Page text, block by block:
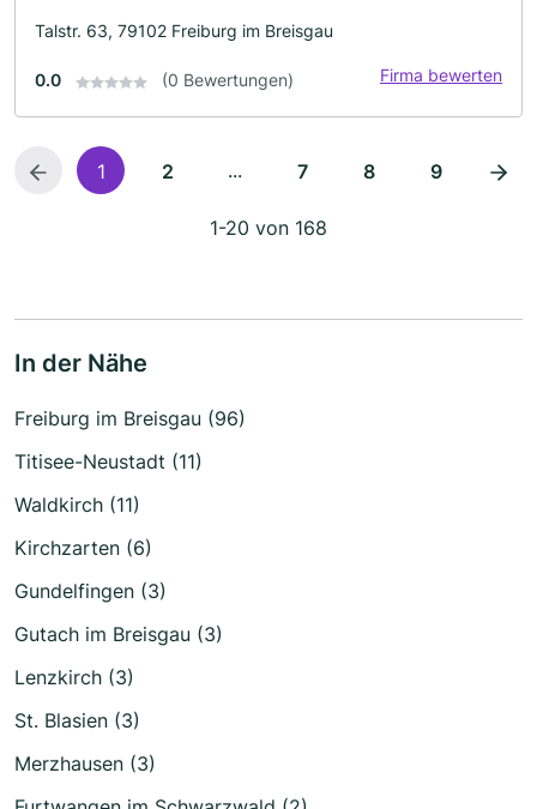
Talstr. 63, 79102 Freiburg im Breisgau
0.0 (0 Bewertungen) Firma bewerten
1 2 ... 7 8 9
1-20 von 168
In der Nähe
Freiburg im Breisgau (96)
Titisee-Neustadt (11)
Waldkirch (11)
Kirchzarten (6)
Gundelfingen (3)
Gutach im Breisgau (3)
Lenzkirch (3)
St. Blasien (3)
Merzhausen (3)